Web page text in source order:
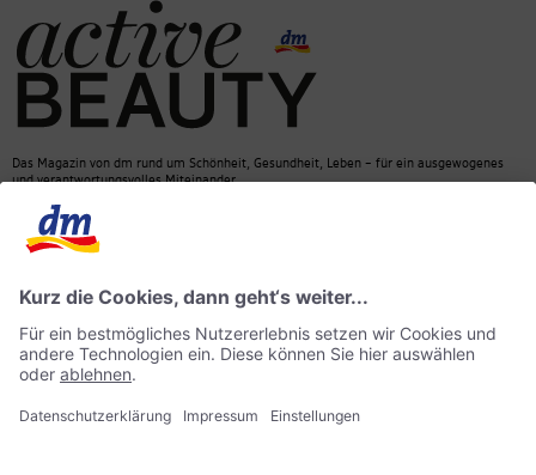
Das Magazin von dm rund um Schönheit, Gesundheit, Leben – für ein ausgewogenes
und verantwortungsvolles Miteinander.